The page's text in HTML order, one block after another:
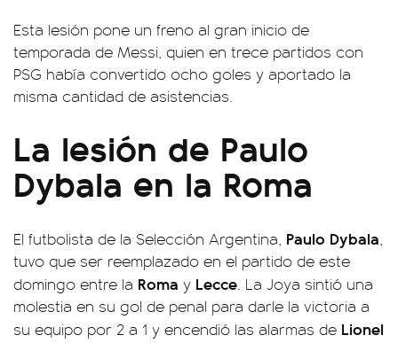
Esta lesión pone un freno al gran inicio de
temporada de Messi, quien en trece partidos con
PSG había convertido ocho goles y aportado la
misma cantidad de asistencias.
La lesión de Paulo
Dybala en la Roma
El futbolista de la Selección Argentina, Paulo Dybala,
tuvo que ser reemplazado en el partido de este
domingo entre la Roma y Lecce. La Joya sintió una
molestia en su gol de penal para darle la victoria a
su equipo por 2 a 1 y encendió las alarmas de Lionel